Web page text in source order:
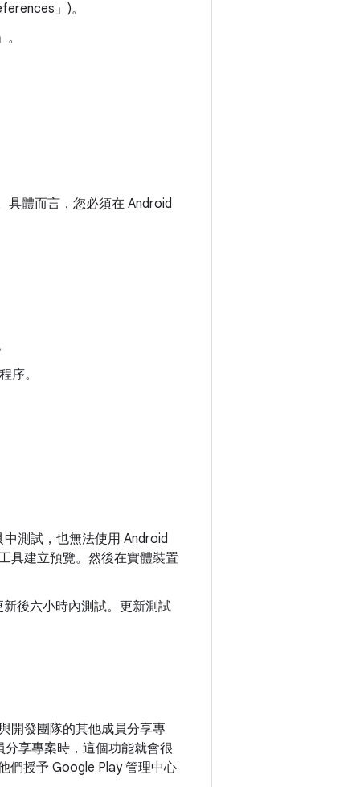
」 )。
具體而言，您必須在 Android
序。
測試，也無法使用 Android
具建立預覽。然後在實體裝置
後六小時內測試。更新測試
開發團隊的其他成員分享專
享專案時，這個功能就會很
們授予 Google Play 管理中心